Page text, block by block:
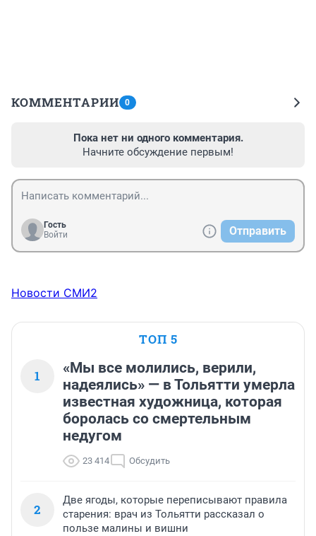
КОММЕНТАРИИ 0
Пока нет ни одного комментария.
Начните обсуждение первым!
Гость
Войти
Отправить
Новости СМИ2
ТОП 5
1
«Мы все молились, верили,
надеялись» — в Тольятти умерла
известная художница, которая
боролась со смертельным
недугом
23 414 Обсудить
2
Две ягоды, которые переписывают правила
старения: врач из Тольятти рассказал о
пользе малины и вишни